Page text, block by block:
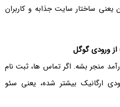
ساختار سایت جذابه و کاربران
از ورودی گوگل
منجر بشه. اگر تماس ها، ثبت نام
ارگانیک بیشتر شده، یعنی سئو